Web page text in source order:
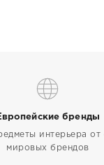
бренды
интерьера от
мировых брендов